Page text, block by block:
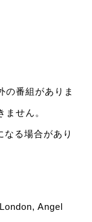
の番組がありま
せん。
る場合があり
Angel